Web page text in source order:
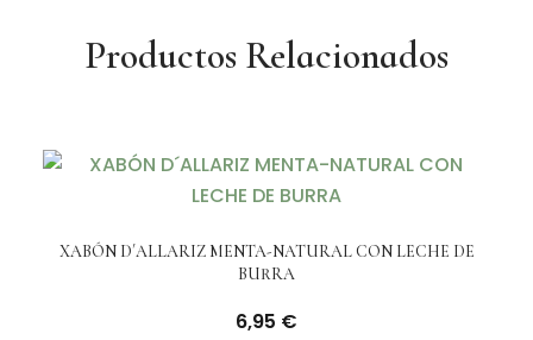
Productos Relacionados
XABÓN D´ALLARIZ MENTA-NATURAL CON LECHE DE
BURRA
6,95 €